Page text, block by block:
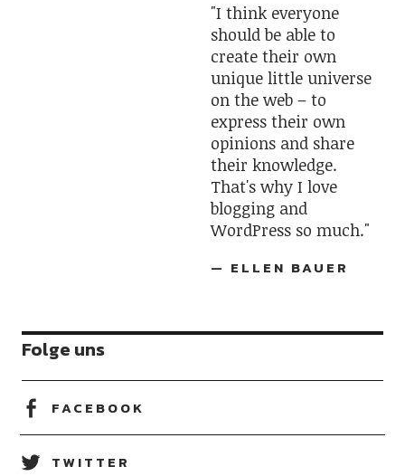
"I think everyone
should be able to
create their own
unique little universe
on the web – to
express their own
opinions and share
their knowledge.
That's why I love
blogging and
WordPress so much."
— ELLEN BAUER
Folge uns
FACEBOOK
TWITTER